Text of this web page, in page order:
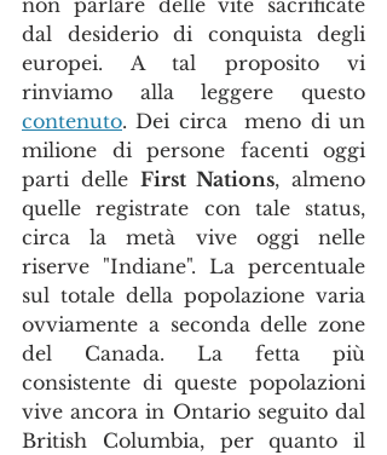
dal desiderio di conquista degli
europei. A tal proposito vi
contenuto. Dei circa  meno di un
milione di persone facenti oggi
parti delle First Nations, almeno
quelle registrate con tale status,
circa la metà vive oggi nelle
riserve "Indiane". La percentuale
sul totale della popolazione varia
ovviamente a seconda delle zone
del Canada. La fetta più
consistente di queste popolazioni
vive ancora in Ontario seguito dal
British Columbia, per quanto il